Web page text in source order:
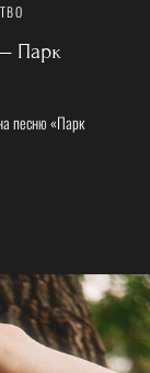
Парк
песню «Парк